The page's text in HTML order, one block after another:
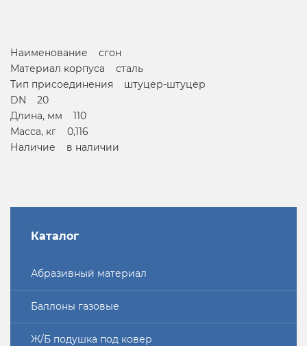
Наименование сгон
Материал корпуса сталь
Тип присоединения штуцер-штуцер
DN 20
Длина, мм 110
Масса, кг 0,116
Наличие в наличии
Каталог
Абразивный материал
Баллоны газовые
Ж/Б подушка под ковер